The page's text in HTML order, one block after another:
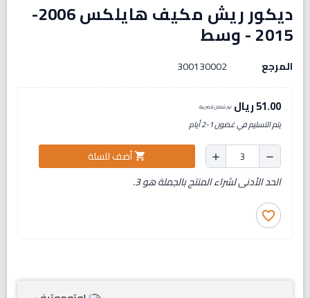
ديكور ريش مكيف هايلكس 2006-
2015 - وسط
المرجع 300130002
51.00 ريال غير شامل للضريبة
يتم التسليم في غضون 1-2 أيام
remove
add
shopping_cartأضف للسلة
الحد الأدنى لشراء المنتج بالجملة هو 3.
favorite_border